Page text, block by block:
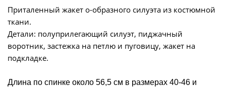
Приталенный жакет о-образного силуэта из костюмной
ткани.
Детали: полуприлегающий силуэт, пиджачный
воротник, застежка на петлю и пуговицу, жакет на
подкладке.
Длина по спинке около 56,5 см в размерах 40-46 и